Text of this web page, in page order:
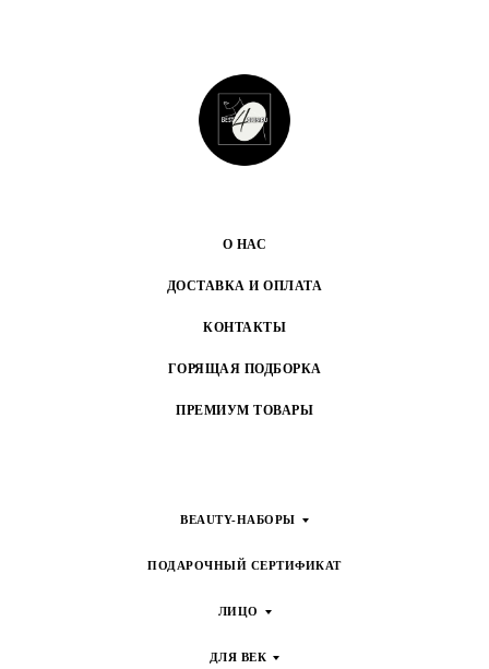
О НАС
ДОСТАВКА И ОПЛАТА
КОНТАКТЫ
ГОРЯЩАЯ ПОДБОРКА
ПРЕМИУМ ТОВАРЫ
BEAUTY-НАБОРЫ
ПОДАРОЧНЫЙ СЕРТИФИКАТ
ЛИЦО
ДЛЯ ВЕК